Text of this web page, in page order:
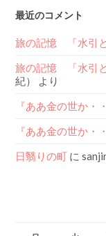
最近のコメント
旅の記憶 「水引と
旅の記憶 「水引と
紀）
より
『ああ金の世か・
『ああ金の世か・
日翳りの町 に